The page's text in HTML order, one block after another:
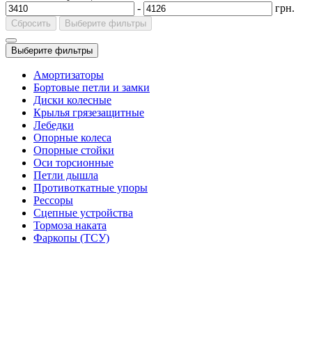
-
грн.
Сбросить Выберите фильтры
Выберите фильтры
Амортизаторы
Бортовые петли и замки
Диски колесные
Крылья грязезащитные
Лебедки
Опорные колеса
Опорные стойки
Оси торсионные
Петли дышла
Противоткатные упоры
Рессоры
Сцепные устройства
Тормоза наката
Фаркопы (ТСУ)